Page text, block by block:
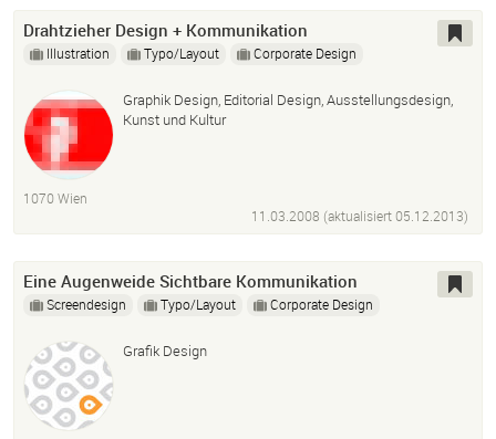
Drahtzieher Design + Kommunikation
Illustration Typo/Layout Corporate Design
Graphik Design, Editorial Design, Ausstellungsdesign,
Kunst und Kultur
1070 Wien
11.03.2008 (aktualisiert05.12.2013)
Eine Augenweide Sichtbare Kommunikation
Screendesign Typo/Layout Corporate Design
Grafik Design